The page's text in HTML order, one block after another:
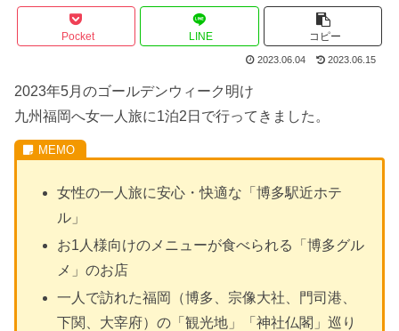
Pocket LINE コピー
2023.06.04 2023.06.15
2023年5月のゴールデンウィーク明け
九州福岡へ女一人旅に1泊2日で行ってきました。
女性の一人旅に安心・快適な「博多駅近ホテ
ル」
お1人様向けのメニューが食べられる「博多グル
メ」のお店
一人で訪れた福岡（博多、宗像大社、門司港、
下関、大宰府）の「観光地」「神社仏閣」巡り